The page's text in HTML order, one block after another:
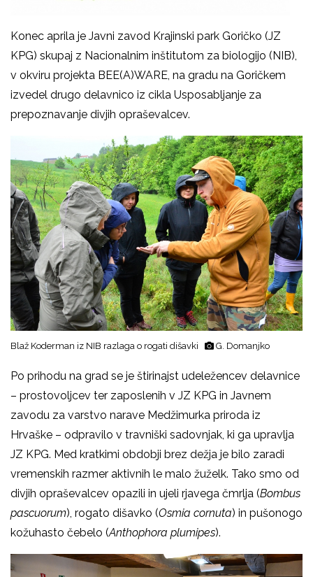
Konec aprila je Javni zavod Krajinski park Goričko (JZ
KPG) skupaj z Nacionalnim inštitutom za biologijo (NIB),
v okviru projekta BEE(A)WARE, na gradu na Goričkem
izvedel drugo delavnico iz cikla Usposabljanje za
prepoznavanje divjih opraševalcev.
Blaž Koderman iz NIB razlaga o rogati dišavki G. Domanjko
Po prihodu na grad se je štirinajst udeležencev delavnice
– prostovoljcev ter zaposlenih v JZ KPG in Javnem
zavodu za varstvo narave Medžimurka priroda iz
Hrvaške – odpravilo v travniški sadovnjak, ki ga upravlja
JZ KPG. Med kratkimi obdobji brez dežja je bilo zaradi
vremenskih razmer aktivnih le malo žuželk. Tako smo od
divjih opraševalcev opazili in ujeli rjavega čmrlja (Bombus
pascuorum), rogato dišavko (Osmia cornuta) in pušonogo
kožuhasto čebelo (Anthophora plumipes).